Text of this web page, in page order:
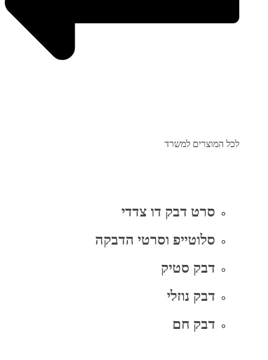
לכל המוצרים למשרד
סרט דבק דו צדדי
סלוטייפ וסרטי הדבקה
דבק סטיק
דבק נוזלי
דבק חם